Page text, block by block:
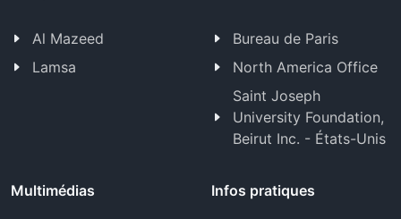
Al Mazeed
Lamsa
Bureau de Paris
North America Office
Saint Joseph
University Foundation,
Beirut Inc. - États-Unis
Multimédias Infos pratiques